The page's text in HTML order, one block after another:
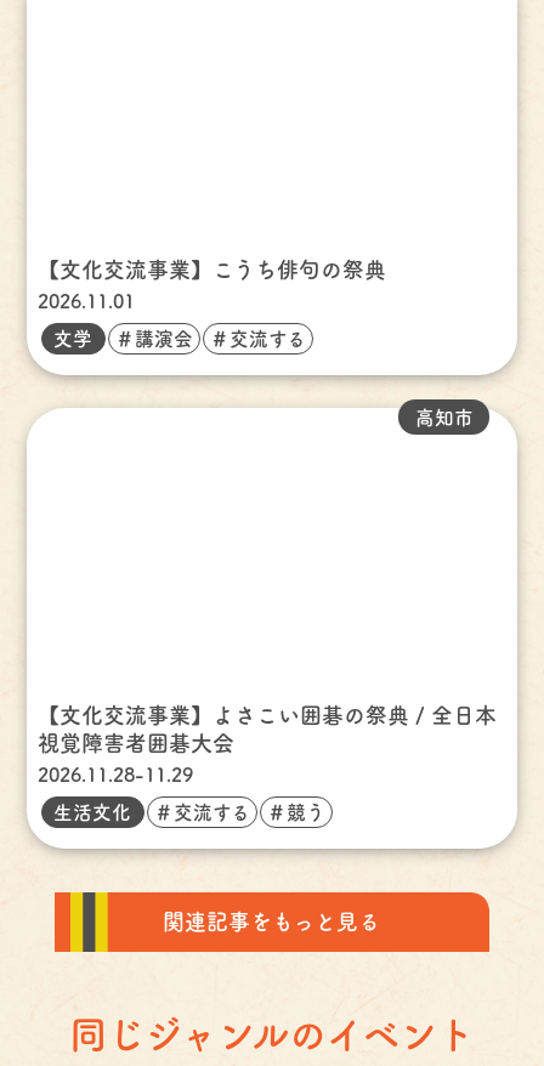
【文化交流事業】こうち俳句の祭典
2026.11.01
文学
＃講演会 ＃交流する
【文化交流事業】よさこい囲碁の祭典 / 全日本
視覚障害者囲碁大会
2026.11.28-11.29
高知市
生活文化 ＃交流する ＃競う
関連記事をもっと見る
同じジャンルのイベント